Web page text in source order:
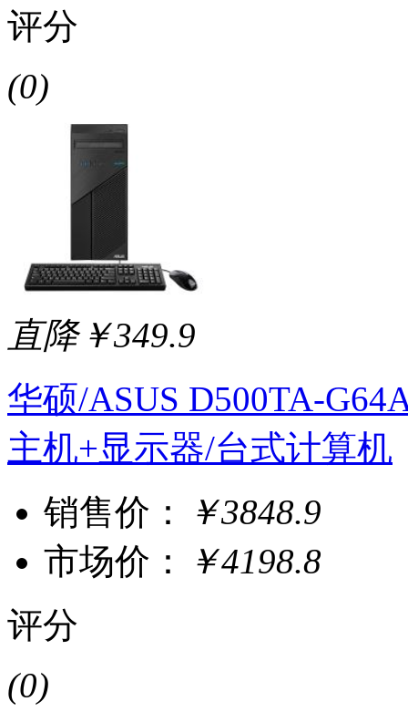
评分
(0)
直降￥349.9
华硕/ASUS D500TA-
主机+显示器/台式计算机
销售价：
￥3848.9
市场价：
￥4198.8
评分
(0)